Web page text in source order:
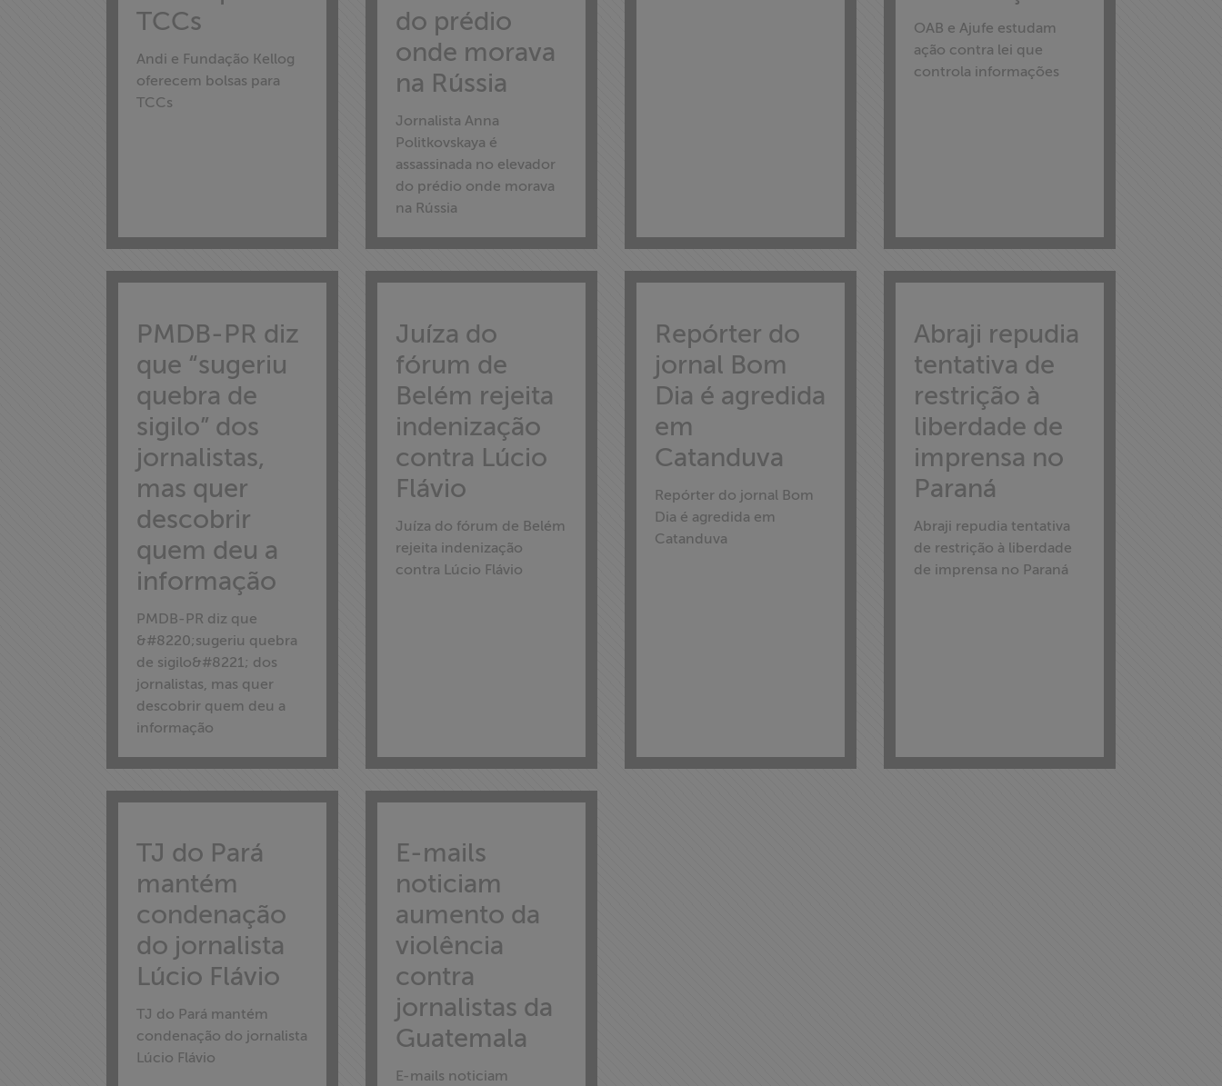
TCCs
Andi e Fundação Kellog
oferecem bolsas para
TCCs
do prédio
onde morava
na Rússia
Jornalista Anna
Politkovskaya é
assassinada no elevador
do prédio onde morava
na Rússia
OAB e Ajufe estudam
ação contra lei que
controla informações
PMDB-PR diz
que “sugeriu
quebra de
sigilo” dos
jornalistas,
mas quer
descobrir
quem deu a
informação
PMDB-PR diz que
&#8220;sugeriu quebra
de sigilo&#8221; dos
jornalistas, mas quer
descobrir quem deu a
informação
Juíza do
fórum de
Belém rejeita
indenização
contra Lúcio
Flávio
Juíza do fórum de Belém
rejeita indenização
contra Lúcio Flávio
Repórter do
jornal Bom
Dia é agredida
em
Catanduva
Repórter do jornal Bom
Dia é agredida em
Catanduva
Abraji repudia
tentativa de
restrição à
liberdade de
imprensa no
Paraná
Abraji repudia tentativa
de restrição à liberdade
de imprensa no Paraná
TJ do Pará
mantém
condenação
do jornalista
Lúcio Flávio
TJ do Pará mantém
condenação do jornalista
Lúcio Flávio
E-mails
noticiam
aumento da
violência
contra
jornalistas da
Guatemala
E-mails noticiam